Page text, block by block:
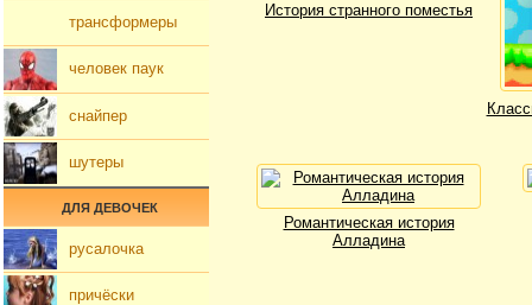
История странного поместья
Романтическая история
Алладина
трансформеры
человек паук
снайпер
шутеры
ДЛЯ ДЕВОЧЕК
русалочка
причёски